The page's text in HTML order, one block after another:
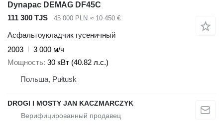
Dynapac DEMAG DF45C
111 300 TJS
45 000 PLN ≈ 10 450 €
Асфальтоукладчик гусеничный
2003
3 000 м/ч
Мощность 30 кВт (40.82 л.с.)
Польша, Pułtusk
DROGI I MOSTY JAN KACZMARCZYK